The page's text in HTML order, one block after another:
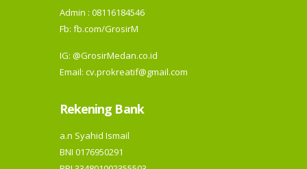
Admin : 08116184546
Fb: fb.com/GrosirM
IG: @GrosirMedan.co.id
Email: cv.prokreatif@gmail.com
Rekening Bank
a.n Syahid Ismail
BNI 0176950291